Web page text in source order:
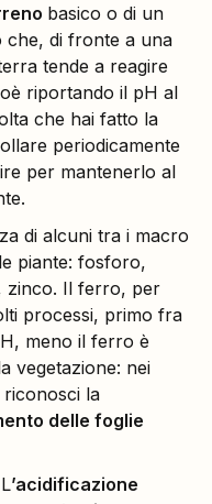
basico o di un
che, di fronte a una
tende a reagire
riportando il pH al
che hai fatto la
periodicamente
per mantenerlo al
di alcuni tra i macro
piante: fosforo,
zinco. Il ferro, per
processi, primo fra
meno il ferro è
vegetazione: nei
la
delle foglie
’acidificazione